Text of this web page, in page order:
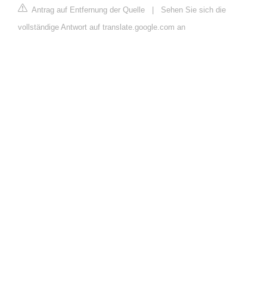
Antrag auf Entfernung der Quelle | Sehen Sie sich die
vollständige Antwort auf translate.google.com an